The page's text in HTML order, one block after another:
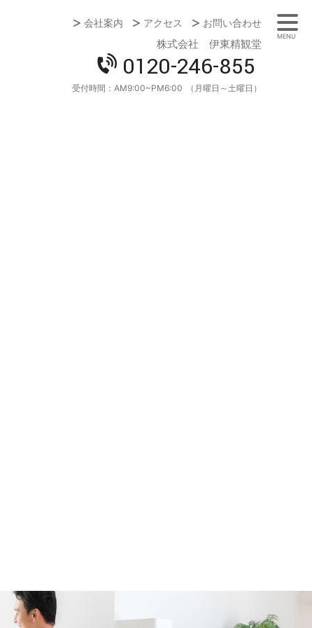
会社案内
アクセス お問い合わせ
株式会社 伊東精観堂
0120-246-855
受付時間： AM9:00~PM6:00 （月曜日～土曜日）
MENU